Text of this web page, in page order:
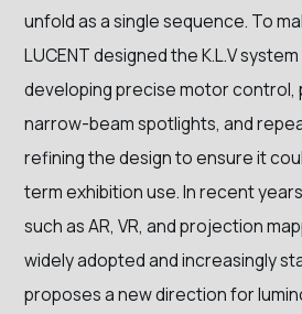
unfold as a single sequence. To
LUCENT designed the K.L.V
developing precise motor
narrow-beam spotlights, and
refining the design to ensure it
term exhibition use. In recent
such as AR, VR, and projection
widely adopted and increasingly
proposes a new direction for